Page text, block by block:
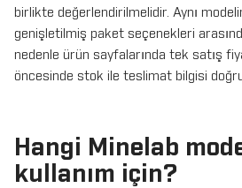
birlikte değerlendirilmelidir. Aynı
genişletilmiş paket seçenekleri
nedenle ürün sayfalarında tek satış
öncesinde stok ile teslimat bilgisi
Hangi Minelab
kullanım için?